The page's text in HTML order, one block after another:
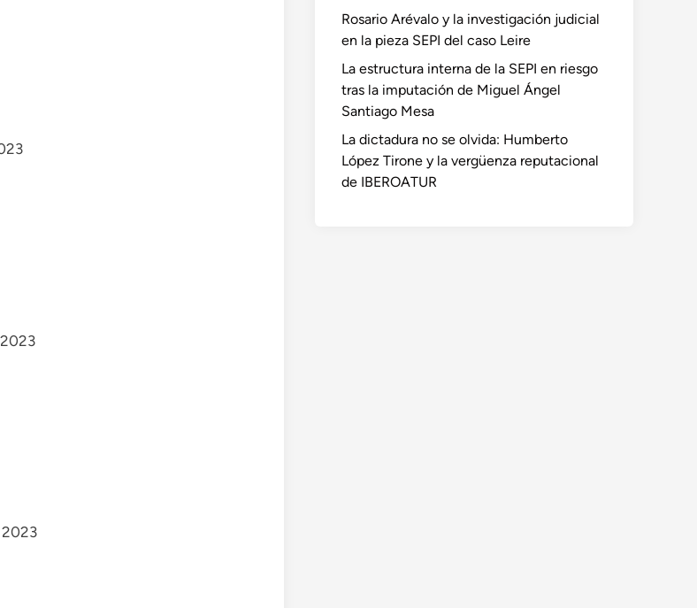
2023
2023
Rosario Arévalo y la investigación judicial
en la pieza SEPI del caso Leire
La estructura interna de la SEPI en riesgo
tras la imputación de Miguel Ángel
Santiago Mesa
La dictadura no se olvida: Humberto
López Tirone y la vergüenza reputacional
de IBEROATUR